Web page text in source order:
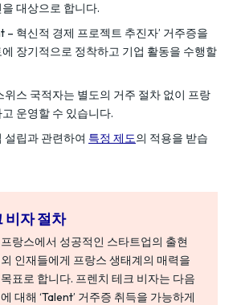
대상으로 합니다.
– 혁신적 경제 프로젝트 추진자’ 거주증을
장기적으로 정착하고 기업 활동을 수행할
위스 국적자는 별도의 거주 절차 없이 프랑
운영할 수 있습니다.
설립과 관련하여 특정 제도의 적용을 받습
비자 절차
랑스에서 성공적인 스타트업의 출현
인재들에게 프랑스 생태계의 매력을
표로 합니다. 프렌치 테크 비자는 다음
대해 ‘Talent’ 거주증 취득을 가능하게